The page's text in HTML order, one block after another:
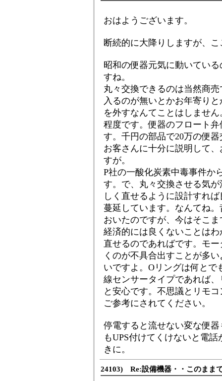
おはようございます。
断続的に大降りしますが、
昭和の便器元気に動いてい
すね。
丸々交換できるのは当然商
入るのが無いとかお年寄り
を外すなんてことはしませ
程度です。便器のフロート
す。千円の部品で20万の便
お客さんに十分に説明して
すが。
P社の一酸化炭素中毒事件か
す。で、丸々交換させる気
しく直せるように設計すれ
蔓延しています。なんてね
おいたのですが、今はそこ
経済的には良くないことは
直せるのであればです。モ
くのが不具合出すことが多
いですよ。Oリングは何とで
線センサータイプであれば
と安心です。不思議とリモ
ご参考にされてください。
停電すると流せない変な便
もUPS付けてくけないと電
きに。
24103) Re:設備機器・・このまま